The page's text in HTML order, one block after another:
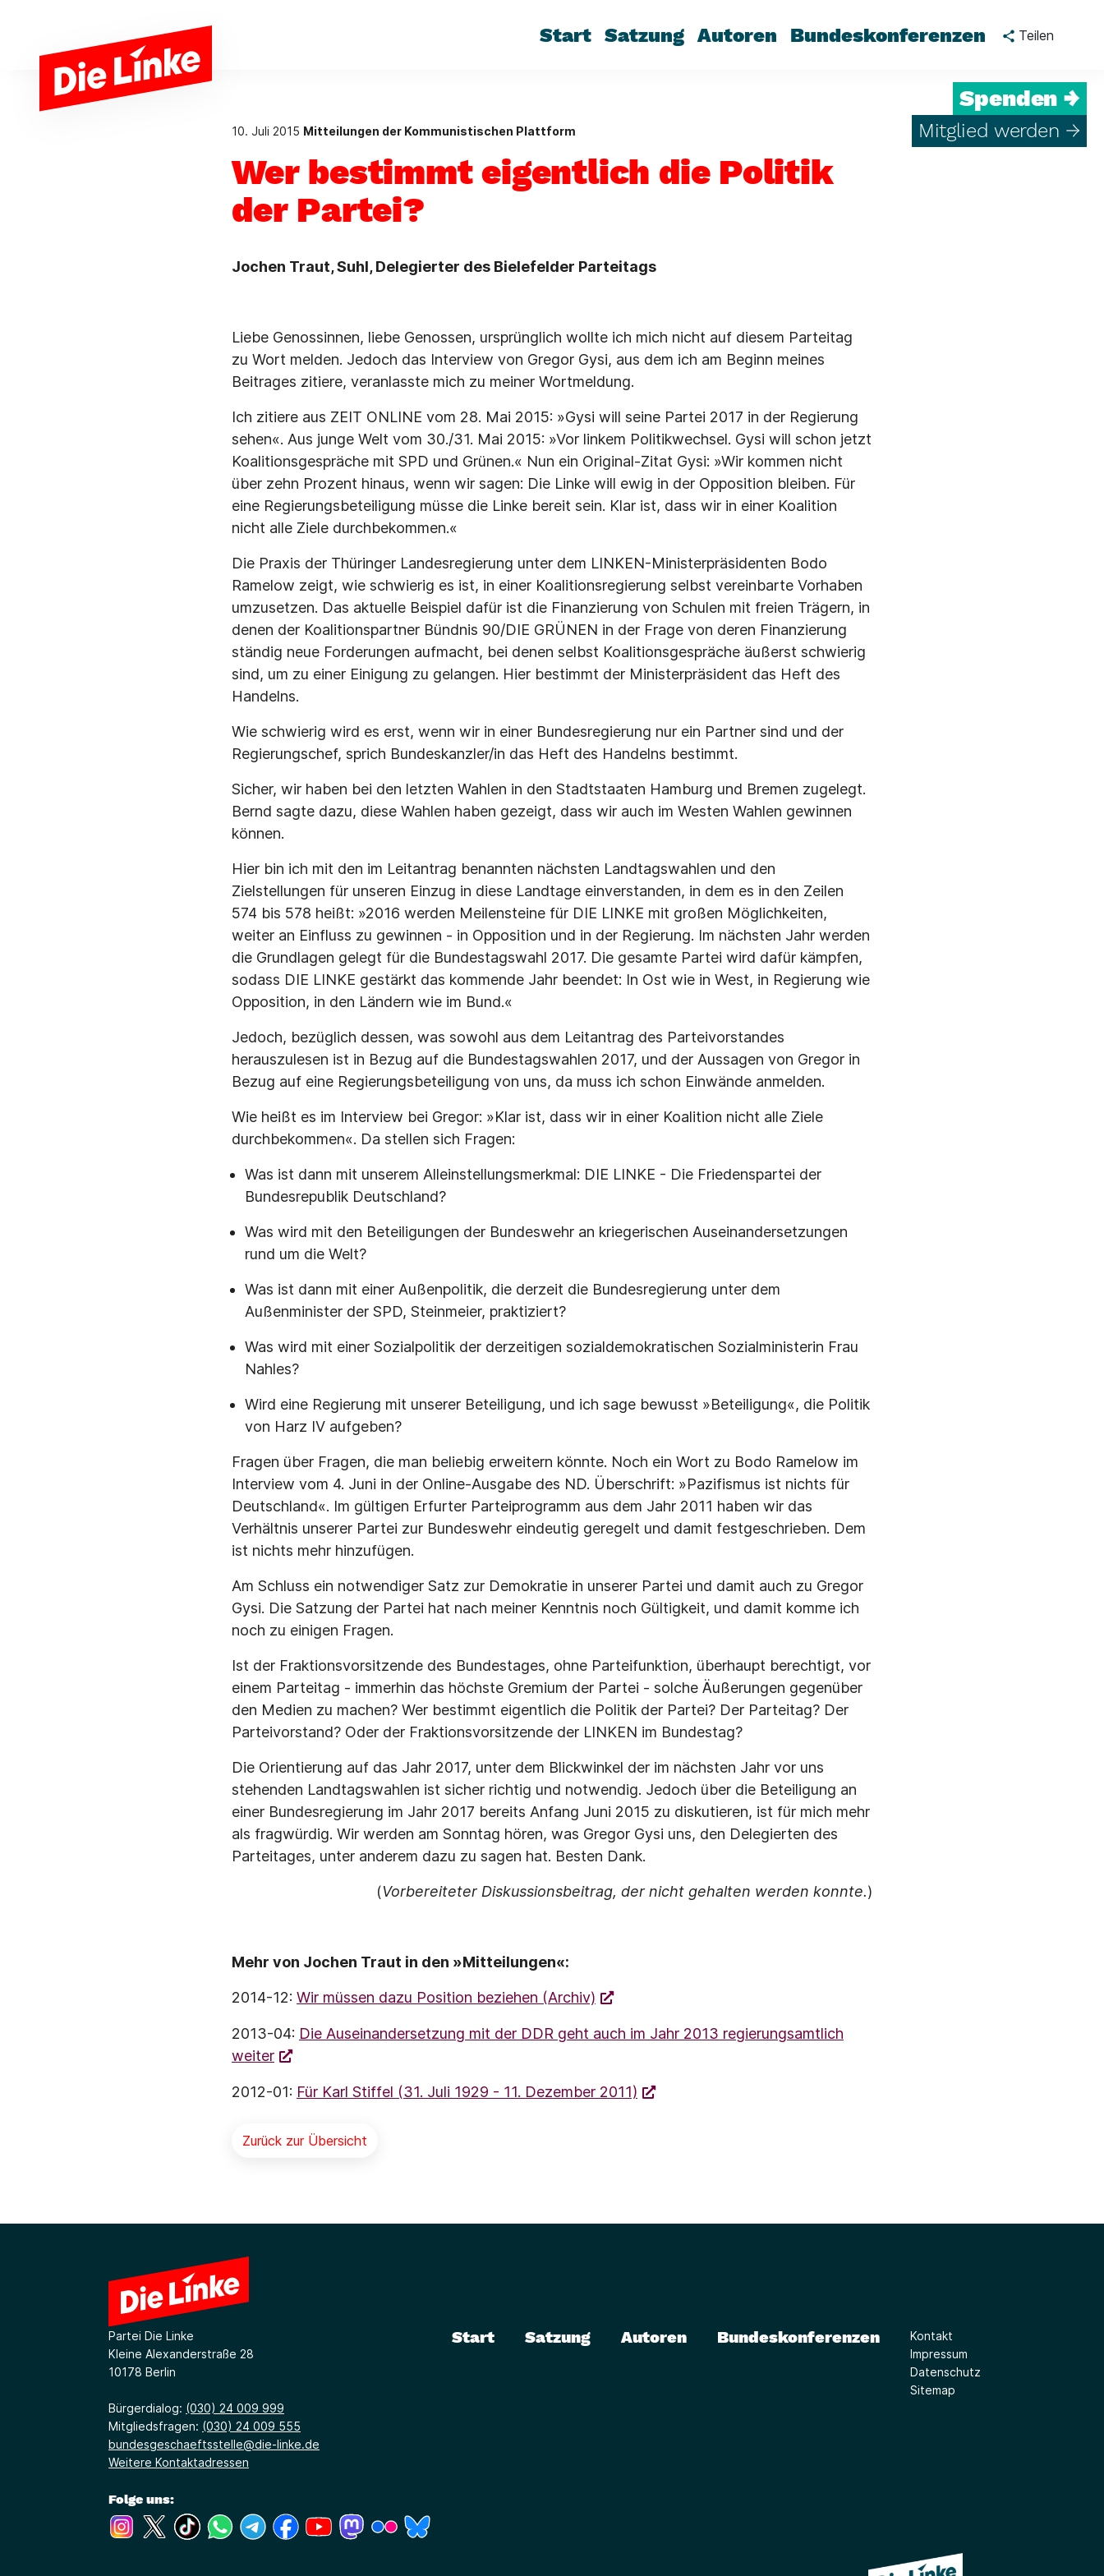
Start Satzung Autoren Bundeskonferenzen Teilen
Spenden →
Mitglied werden →
10. Juli 2015 Mitteilungen der Kommunistischen Plattform
Wer bestimmt eigentlich die Politik
der Partei?
Jochen Traut, Suhl, Delegierter des Bielefelder Parteitags
Liebe Genossinnen, liebe Genossen, ursprünglich wollte ich mich nicht auf diesem Parteitag
zu Wort melden. Jedoch das Interview von Gregor Gysi, aus dem ich am Beginn meines
Beitrages zitiere, veranlasste mich zu meiner Wortmeldung.
Ich zitiere aus ZEIT ONLINE vom 28. Mai 2015: »Gysi will seine Partei 2017 in der Regierung
sehen«. Aus junge Welt vom 30./31. Mai 2015: »Vor linkem Politikwechsel. Gysi will schon jetzt
Koalitionsgespräche mit SPD und Grünen.« Nun ein Original-Zitat Gysi: »Wir kommen nicht
über zehn Prozent hinaus, wenn wir sagen: Die Linke will ewig in der Opposition bleiben. Für
eine Regierungsbeteiligung müsse die Linke bereit sein. Klar ist, dass wir in einer Koalition
nicht alle Ziele durchbekommen.«
Die Praxis der Thüringer Landesregierung unter dem LINKEN-Ministerpräsidenten Bodo
Ramelow zeigt, wie schwierig es ist, in einer Koalitionsregierung selbst vereinbarte Vorhaben
umzusetzen. Das aktuelle Beispiel dafür ist die Finanzierung von Schulen mit freien Trägern, in
denen der Koalitionspartner Bündnis 90/DIE GRÜNEN in der Frage von deren Finanzierung
ständig neue Forderungen aufmacht, bei denen selbst Koalitionsgespräche äußerst schwierig
sind, um zu einer Einigung zu gelangen. Hier bestimmt der Ministerpräsident das Heft des
Handelns.
Wie schwierig wird es erst, wenn wir in einer Bundesregierung nur ein Partner sind und der
Regierungschef, sprich Bundeskanzler/in das Heft des Handelns bestimmt.
Sicher, wir haben bei den letzten Wahlen in den Stadtstaaten Hamburg und Bremen zugelegt.
Bernd sagte dazu, diese Wahlen haben gezeigt, dass wir auch im Westen Wahlen gewinnen
können.
Hier bin ich mit den im Leitantrag benannten nächsten Landtagswahlen und den
Zielstellungen für unseren Einzug in diese Landtage einverstanden, in dem es in den Zeilen
574 bis 578 heißt: »2016 werden Meilensteine für DIE LINKE mit großen Möglichkeiten,
weiter an Einfluss zu gewinnen - in Opposition und in der Regierung. Im nächsten Jahr werden
die Grundlagen gelegt für die Bundestagswahl 2017. Die gesamte Partei wird dafür kämpfen,
sodass DIE LINKE gestärkt das kommende Jahr beendet: In Ost wie in West, in Regierung wie
Opposition, in den Ländern wie im Bund.«
Jedoch, bezüglich dessen, was sowohl aus dem Leitantrag des Parteivorstandes
herauszulesen ist in Bezug auf die Bundestagswahlen 2017, und der Aussagen von Gregor in
Bezug auf eine Regierungsbeteiligung von uns, da muss ich schon Einwände anmelden.
Wie heißt es im Interview bei Gregor: »Klar ist, dass wir in einer Koalition nicht alle Ziele
durchbekommen«. Da stellen sich Fragen:
Was ist dann mit unserem Alleinstellungsmerkmal: DIE LINKE - Die Friedenspartei der
Bundesrepublik Deutschland?
Was wird mit den Beteiligungen der Bundeswehr an kriegerischen Auseinandersetzungen
rund um die Welt?
Was ist dann mit einer Außenpolitik, die derzeit die Bundesregierung unter dem
Außenminister der SPD, Steinmeier, praktiziert?
Was wird mit einer Sozialpolitik der derzeitigen sozialdemokratischen Sozialministerin Frau
Nahles?
Wird eine Regierung mit unserer Beteiligung, und ich sage bewusst »Beteiligung«, die Politik
von Harz IV aufgeben?
Fragen über Fragen, die man beliebig erweitern könnte. Noch ein Wort zu Bodo Ramelow im
Interview vom 4. Juni in der Online-Ausgabe des ND. Überschrift: »Pazifismus ist nichts für
Deutschland«. Im gültigen Erfurter Parteiprogramm aus dem Jahr 2011 haben wir das
Verhältnis unserer Partei zur Bundeswehr eindeutig geregelt und damit festgeschrieben. Dem
ist nichts mehr hinzufügen.
Am Schluss ein notwendiger Satz zur Demokratie in unserer Partei und damit auch zu Gregor
Gysi. Die Satzung der Partei hat nach meiner Kenntnis noch Gültigkeit, und damit komme ich
noch zu einigen Fragen.
Ist der Fraktionsvorsitzende des Bundestages, ohne Parteifunktion, überhaupt berechtigt, vor
einem Parteitag - immerhin das höchste Gremium der Partei - solche Äußerungen gegenüber
den Medien zu machen? Wer bestimmt eigentlich die Politik der Partei? Der Parteitag? Der
Parteivorstand? Oder der Fraktionsvorsitzende der LINKEN im Bundestag?
Die Orientierung auf das Jahr 2017, unter dem Blickwinkel der im nächsten Jahr vor uns
stehenden Landtagswahlen ist sicher richtig und notwendig. Jedoch über die Beteiligung an
einer Bundesregierung im Jahr 2017 bereits Anfang Juni 2015 zu diskutieren, ist für mich mehr
als fragwürdig. Wir werden am Sonntag hören, was Gregor Gysi uns, den Delegierten des
Parteitages, unter anderem dazu zu sagen hat. Besten Dank.
(Vorbereiteter Diskussionsbeitrag, der nicht gehalten werden konnte.)
Mehr von Jochen Traut in den »Mitteilungen«:
2014-12: Wir müssen dazu Position beziehen (Archiv)
2013-04: Die Auseinandersetzung mit der DDR geht auch im Jahr 2013 regierungsamtlich
weiter
2012-01: Für Karl Stiffel (31. Juli 1929 - 11. Dezember 2011)
Zurück zur Übersicht
Partei Die Linke
Kleine Alexanderstraße 28
10178 Berlin
Bürgerdialog: (030) 24 009 999
Mitgliedsfragen: (030) 24 009 555
bundesgeschaeftsstelle@die-linke.de
Weitere Kontaktadressen
Folge uns:
(Link öffnet ein neues Fenster)
(Link öffnet ein neues Fenster)
(Link öffnet ein neues Fenster)
(Link öffnet ein neues Fenster)
(Link öffnet ein neues Fenster)
(Link öffnet ein neues Fenster)
(Link öffnet ein neues Fenster)
(Link öffnet ein neues Fenster)
(Link öffnet ein neues Fenster)
Start Satzung Autoren Bundeskonferenzen
Kontakt
Impressum
Datenschutz
Sitemap